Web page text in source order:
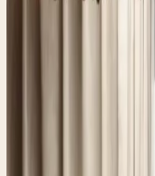
Bij De Gezel kun je
Een laagdrempelig
kunnen werpen op de